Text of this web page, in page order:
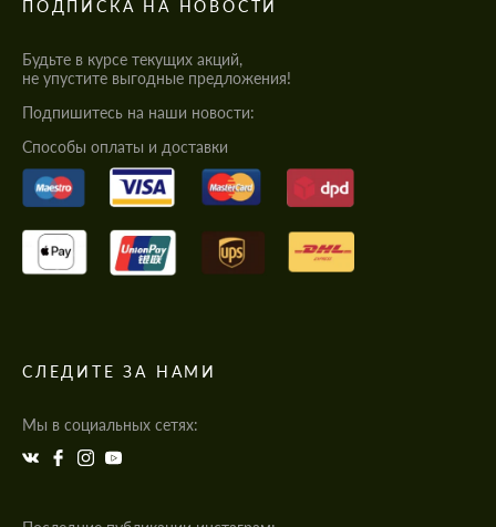
ПОДПИСКА НА НОВОСТИ
Будьте в курсе текущих акций,
не упустите выгодные предложения!
Подпишитесь на наши новости:
Cпособы оплаты и доставки
СЛЕДИТЕ ЗА НАМИ
Мы в социальных сетях: